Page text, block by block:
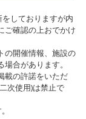
しておりますが内
ご確認の上おでかけ
の開催情報、施設の
合があります。
載の許諾をいただ
次使用)は禁止で